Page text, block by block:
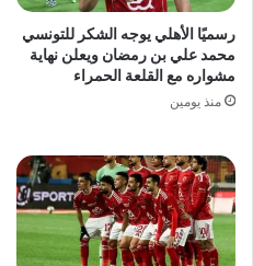
رسميًا الأهلي يوجه الشكر للتونسي
محمد علي بن رمضان ويعلن نهاية
مشواره مع القلعة الحمراء
منذ يومين